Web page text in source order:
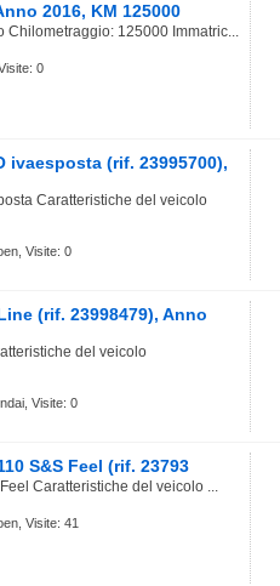
2016, KM 125000
Chilometraggio: 125000 Immatric...
0
ivaesposta (rif. 23995700),
Caratteristiche del veicolo
Visite: 0
(rif. 23998479), Anno
del veicolo
Visite: 0
S&S Feel (rif. 23793
Caratteristiche del veicolo ...
Visite: 41